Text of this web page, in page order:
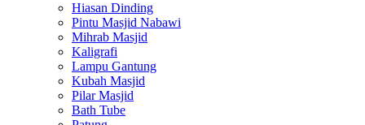
Hiasan Dinding
Pintu Masjid Nabawi
Mihrab Masjid
Kaligrafi
Lampu Gantung
Kubah Masjid
Pilar Masjid
Bath Tube